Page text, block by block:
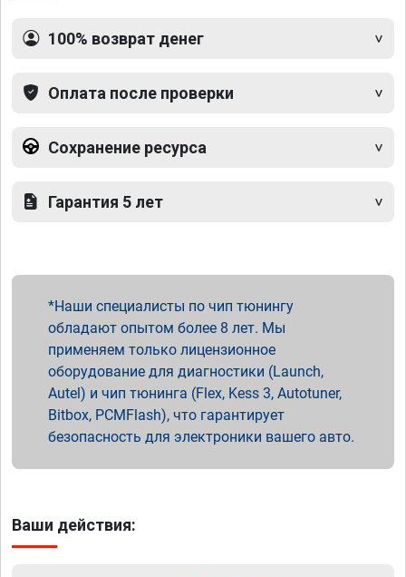
100% возврат денег
Оплата после проверки
Сохранение ресурса
Гарантия 5 лет
Наши специалисты по чип тюнингу
обладают опытом более 8 лет. Мы
применяем только лицензионное
оборудование для диагностики (Launch,
Autel) и чип тюнинга (Flex, Kess 3, Autotuner,
Bitbox, PCMFlash), что гарантирует
безопасность для электроники вашего авто.
Ваши действия: